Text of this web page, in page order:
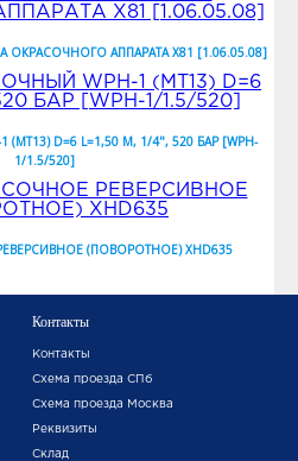
АППАРАТА X81 [1.06.05.08]
D=6 L=1,50 М, 1/4", 520 БАР [WPH-
1/1.5/520]
(ПОВОРОТНОЕ) XHD635
Контакты
Контакты
Схема проезда СПб
Схема проезда Москва
Реквизиты
Склад